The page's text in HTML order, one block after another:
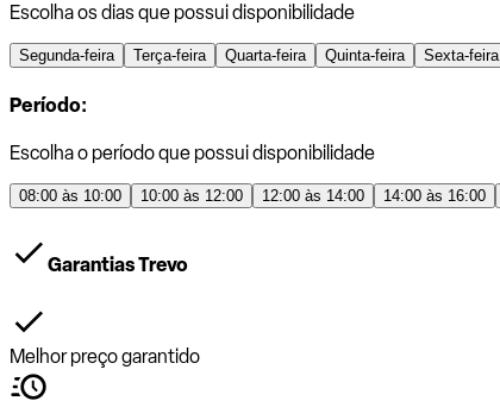
Escolha os dias que possui disponibilidade
Segunda-feira Terça-feira Quarta-feira Quinta-feira Sexta-feira
Período:
Escolha o período que possui disponibilidade
08:00 às 10:00 10:00 às 12:00 12:00 às 14:00 14:00 às 16:00
Garantias Trevo
Melhor preço garantido